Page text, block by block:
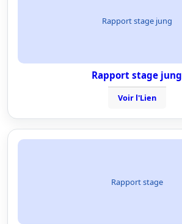
Rapport stage jung
Rapport stage jung
Voir l'Lien
Rapport stage